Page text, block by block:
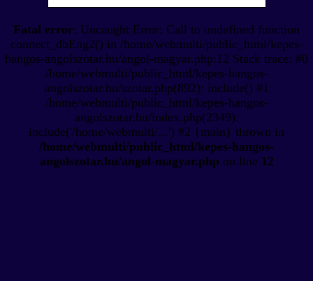
Fatal error: Uncaught Error: Call to undefined function
connect_dbEng2() in /home/webmulti/public_html/kepes-
hangos-angolszotar.hu/angol-magyar.php:12 Stack trace: #0
/home/webmulti/public_html/kepes-hangos-
angolszotar.hu/szotar.php(892): include() #1
/home/webmulti/public_html/kepes-hangos-
angolszotar.hu/index.php(2349):
include('/home/webmulti/...') #2 {main} thrown in
/home/webmulti/public_html/kepes-hangos-
angolszotar.hu/angol-magyar.php on line 12